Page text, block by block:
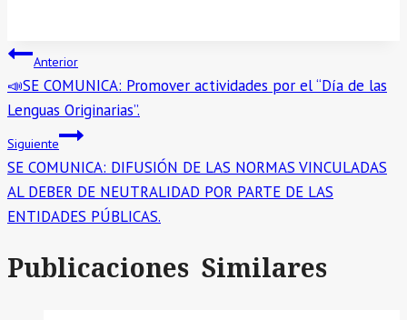
Navegación
de
entradas
Anterior
📣SE COMUNICA: Promover actividades por el “Día de las
Lenguas Originarias”.
Siguiente
SE COMUNICA: DIFUSIÓN DE LAS NORMAS VINCULADAS
AL DEBER DE NEUTRALIDAD POR PARTE DE LAS
ENTIDADES PÚBLICAS.
Publicaciones Similares